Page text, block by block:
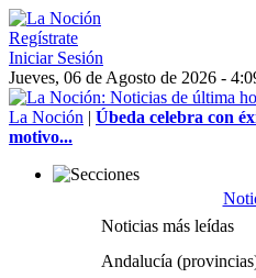
Regístrate
Iniciar Sesión
Jueves, 06 de Agosto de 2026 -
La Noción | Úbeda celebra con
motivo...
Noticias más leídas
Andalucía